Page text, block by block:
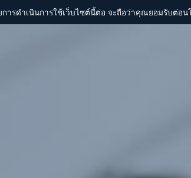
การดำเนินการใช้เว็บไซต์นี้ต่อ จะถือว่าคุณยอมรับต่อน